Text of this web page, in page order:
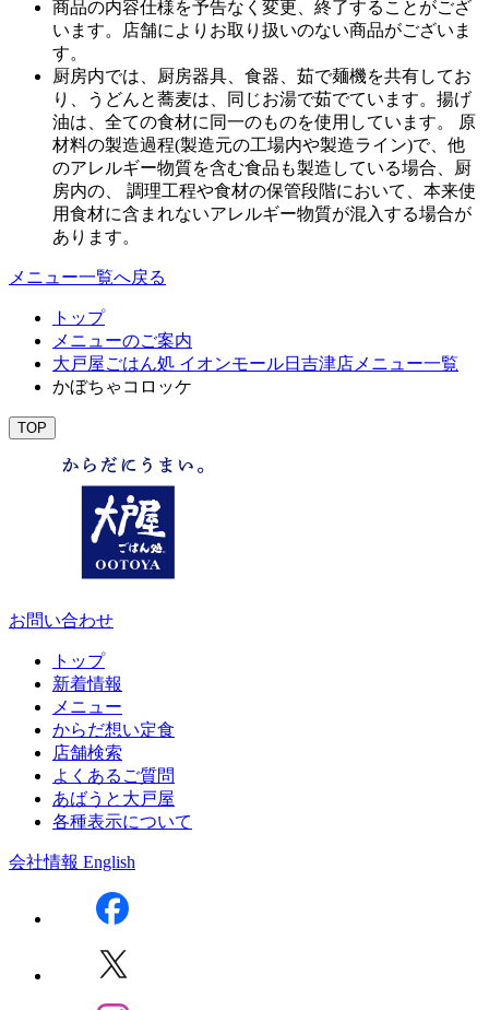
商品の内容仕様を予告なく変更、終了することがござ
います。店舗によりお取り扱いのない商品がございま
す。
厨房内では、厨房器具、食器、茹で麺機を共有してお
り、うどんと蕎麦は、同じお湯で茹でています。揚げ
油は、全ての食材に同一のものを使用しています。 原
材料の製造過程(製造元の工場内や製造ライン)で、他
のアレルギー物質を含む食品も製造している場合、厨
房内の、 調理工程や食材の保管段階において、本来使
用食材に含まれないアレルギー物質が混入する場合が
あります。
メニュー一覧へ戻る
トップ
メニューのご案内
大戸屋ごはん処 イオンモール日吉津店メニュー一覧
かぼちゃコロッケ
TOP
お問い合わせ
トップ
新着情報
メニュー
からだ想い定食
店舗検索
よくあるご質問
あばうと大戸屋
各種表示について
会社情報 English